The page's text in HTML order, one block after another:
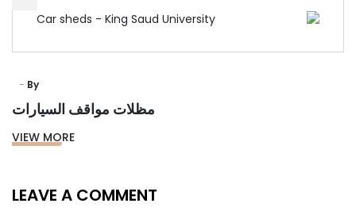
By
مظلات مواقف السيارات
VIEW MORE
LEAVE A COMMENT